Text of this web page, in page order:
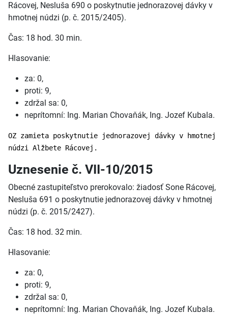
Rácovej, Nesluša 690 o poskytnutie jednorazovej dávky v
hmotnej núdzi (p. č. 2015/2405).
Čas: 18 hod. 30 min.
Hlasovanie:
za: 0,
proti: 9,
zdržal sa: 0,
neprítomní: Ing. Marian Chovaňák, Ing. Jozef Kubala.
OZ zamieta poskytnutie jednorazovej dávky v hmotnej
núdzi Alžbete Rácovej.
Uznesenie č. VII-10/2015
Obecné zastupiteľstvo prerokovalo: žiadosť Sone Rácovej,
Nesluša 691 o poskytnutie jednorazovej dávky v hmotnej
núdzi (p. č. 2015/2427).
Čas: 18 hod. 32 min.
Hlasovanie:
za: 0,
proti: 9,
zdržal sa: 0,
neprítomní: Ing. Marian Chovaňák, Ing. Jozef Kubala.